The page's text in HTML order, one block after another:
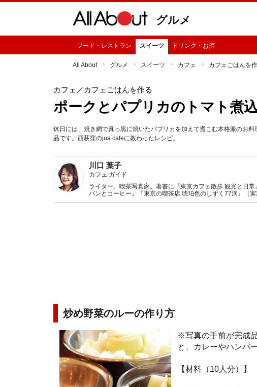
グルメ
フード・レストラン スイーツ ドリンク・お酒
All About グルメ スイーツ カフェ カフェごはんを
カフェ ／カフェごはんを作る
ポークとパプリカのトマト煮
休日には、焼き網で真っ黒に焼いたパプリカを加えて煮こむ本格派のお
品です。西荻窪のjua cafeに教わったレシピ。
川口 葉子
カフェ ガイド
ライター、喫茶写真家。著書に『東京カフェ散歩 観光と日
パンとコーヒー』『東京の喫茶店 琥珀色のしずく77滴』（
監修、記事執筆多数。Webサイト『東京カフェマニア』主宰
炒め野菜のルーの作り方
※写真の手前が完成
と、カレーやハンバ
【材料（10人分）】